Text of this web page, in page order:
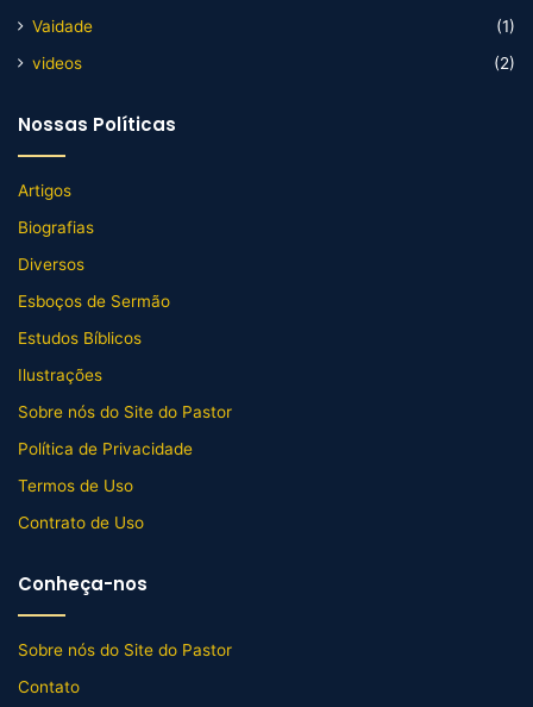
Vaidade
(1)
videos
(2)
Nossas Políticas
Artigos
Biografias
Diversos
Esboços de Sermão
Estudos Bíblicos
Ilustrações
Sobre nós do Site do Pastor
Política de Privacidade
Termos de Uso
Contrato de Uso
Conheça-nos
Sobre nós do Site do Pastor
Contato